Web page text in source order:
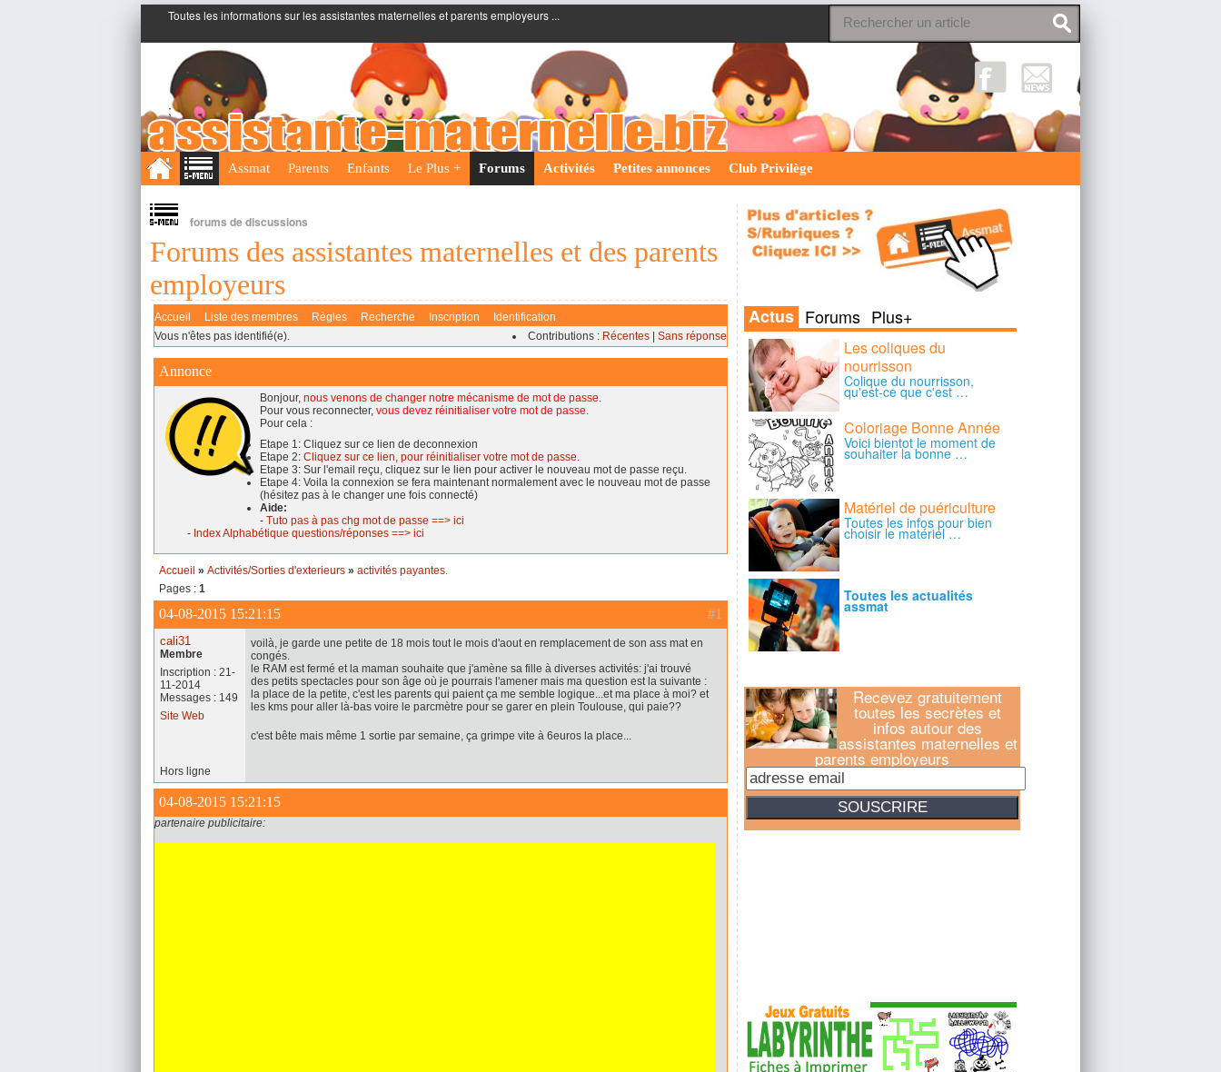
Toutes les informations sur les assistantes maternelles et parents employeurs ...
;
Assmat Parents Enfants Le Plus + Forums Activités Petites annonces Club Privilège
forums de discussions
Forums des assistantes maternelles et des parents
employeurs
Accueil Liste des membres Règles Recherche Inscription
Identification
Vous n'êtes pas identifié(e).
Contributions : Récentes Sans réponse
Annonce
Bonjour, nous venons de changer notre mécanisme de mot de passe.
Pour vous reconnecter, vous devez réinitialiser votre mot de passe.
Pour cela :
Etape 1: Cliquez sur ce lien de deconnexion
Etape 2: Cliquez sur ce lien, pour réinitialiser votre mot de passe.
Etape 3: Sur l'email reçu, cliquez sur le lien pour activer le nouveau mot de passe reçu.
Etape 4: Voila la connexion se fera maintenant normalement avec le nouveau mot de passe
(hésitez pas à le changer une fois connecté)
Aide:
- Tuto pas à pas chg mot de passe ==> ici
- Index Alphabétique questions/réponses ==> ici
Accueil » Activités/Sorties d'exterieurs » activités payantes.
Pages : 1
#1
04-08-2015 15:21:15
cali31
Membre
Inscription : 21-
11-2014
Messages : 149
Site Web
voilà, je garde une petite de 18 mois tout le mois d'aout en remplacement de son ass mat en
congés.
le RAM est fermé et la maman souhaite que j'amène sa fille à diverses activités: j'ai trouvé
des petits spectacles pour son âge où je pourrais l'amener mais ma question est la suivante :
la place de la petite, c'est les parents qui paient ça me semble logique...et ma place à moi? et
les kms pour aller là-bas voire le parcmètre pour se garer en plein Toulouse, qui paie??
c'est bête mais même 1 sortie par semaine, ça grimpe vite à 6euros la place...
Hors ligne
04-08-2015 15:21:15
partenaire publicitaire:
Recevez gratuitement
toutes les secrètes et
infos autour des
assistantes maternelles et
parents employeurs